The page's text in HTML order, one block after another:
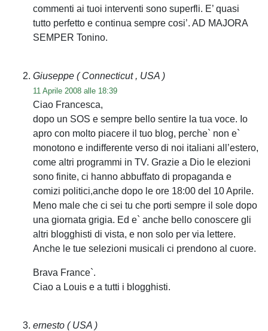
commenti ai tuoi interventi sono superfli. E’ quasi
tutto perfetto e continua sempre cosi’. AD MAJORA
SEMPER Tonino.
Giuseppe ( Connecticut , USA )
11 Aprile 2008 alle 18:39
Ciao Francesca,
dopo un SOS e sempre bello sentire la tua voce. Io
apro con molto piacere il tuo blog, perche` non e`
monotono e indifferente verso di noi italiani all’estero,
come altri programmi in TV. Grazie a Dio le elezioni
sono finite, ci hanno abbuffato di propaganda e
comizi politici,anche dopo le ore 18:00 del 10 Aprile.
Meno male che ci sei tu che porti sempre il sole dopo
una giornata grigia. Ed e` anche bello conoscere gli
altri blogghisti di vista, e non solo per via lettere.
Anche le tue selezioni musicali ci prendono al cuore.
Brava France`.
Ciao a Louis e a tutti i blogghisti.
ernesto ( USA )